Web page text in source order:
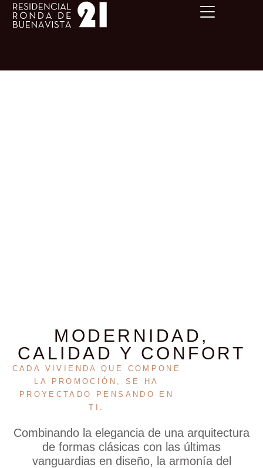
MODERNIDAD,
CALIDAD Y CONFORT
CADA VIVIENDA QUE COMPONE
LA PROMOCIÓN, SE HA
PROYECTADO PENSANDO EN
TI.
Combinando la elegancia de una arquitectura
de formas clásicas con las últimas
vanguardias en diseño, la armonía del